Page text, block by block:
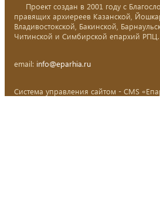
Проект создан в 2001 году с
правящих архиереев Казанской,
Владивостокской, Бакинской,
Читинской и Симбирской епархий РПЦ.
email: info@eparhia.ru
Система управления сайтом - CMS